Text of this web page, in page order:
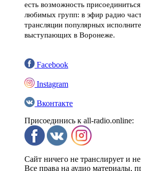
есть возможность
любимых групп: в эфир радио
трансляции популярных
выступающих в Воронеже.
Facebook
Instagram
Вконтакте
Присоединись к all-radio.online:
Сайт ничего не транслирует и
Все права на аудио материалы,